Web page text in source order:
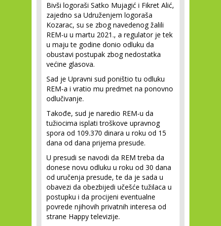
Bivši logoraši Satko Mujagić i Fikret Alić,
zajedno sa Udruženjem logoraša
Kozarac, su se zbog navedenog žalili
REM-u u martu 2021., a regulator je tek
u maju te godine donio odluku da
obustavi postupak zbog nedostatka
većine glasova.
Sad je Upravni sud poništio tu odluku
REM-a i vratio mu predmet na ponovno
odlučivanje.
Takođe, sud je naredio REM-u da
tužiocima isplati troškove upravnog
spora od 109.370 dinara u roku od 15
dana od dana prijema presude.
U presudi se navodi da REM treba da
donese novu odluku u roku od 30 dana
od uručenja presude, te da je sada u
obavezi da obezbijedi učešće tužilaca u
postupku i da procijeni eventualne
povrede njihovih privatnih interesa od
strane Happy televizije.